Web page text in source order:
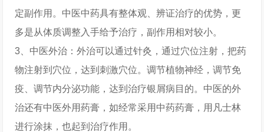
定副作用。中医中药具有整体观、辨证治疗的优势，更
多是从体质调整入手给予治疗，副作用相对较小。
3、中医外治：外治可以通过针灸，通过穴位注射，把药
物注射到穴位，达到刺激穴位。调节植物神经，调节免
疫、调节内分泌功能，达到治疗银屑病目的。中医的外
治还有中医外用药膏，如经常采用中药药膏，用凡士林
进行涂抹，也起到治疗作用。